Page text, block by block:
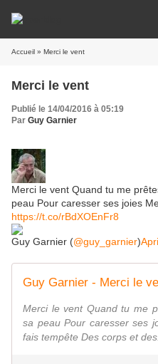
Accueil » Merci le vent
Merci le vent
Publié le 14/04/2016 à 05:19
Par Guy Garnier
Merci le vent Quand tu me
peau Pour caresser ses joies
https://t.co/rBdXOEnFr8
Guy Garnier (@guy_garnier)
Merci le vent Quand tu me
sa peau Pour caresser ses
fais tempête Des corps et